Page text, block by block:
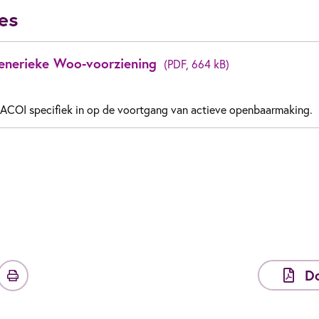
Woo-voorziening (PDF, 664 kB)
specifiek in op de voortgang van actieve openbaarmaking.